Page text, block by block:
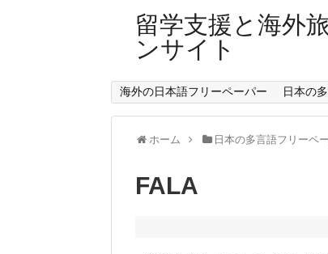
留学支援と海外
ンサイト
海外の日本語フリーペーパー 日本の
ホーム 日本の多言語フリーペ
FALA